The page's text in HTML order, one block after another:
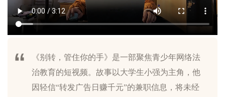
《别转，管住你的手》是一部聚焦青少年网络法
治教育的短视频。故事以大学生小强为主角，他
因轻信“转发广告日赚千元”的兼职信息，将未经